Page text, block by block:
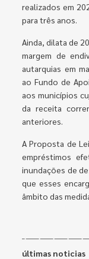
realizados em
para três anos.
Ainda, dilata de
margem de
autarquias em
ao Fundo de
aos municípios
da receita
anteriores.
A Proposta de
empréstimos
inundações de
que esses
âmbito das
últimas noticias